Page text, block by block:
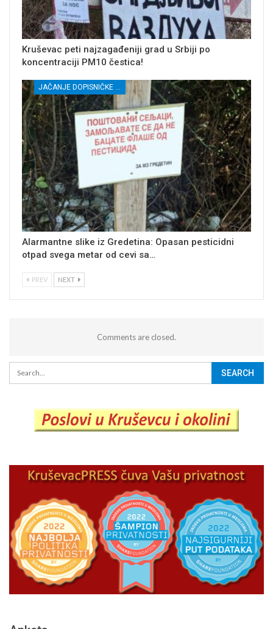
Kruševac peti najzagađeniji grad u Srbiji po
koncentraciji PM10 čestica!
JAČANJE DOPISNIČKE MREŽE NEZAVISNIH MEDIJA U RASINSKOM OKRUGU
Alarmantne slike iz Gredetina: Opasan pesticidni
otpad svega metar od cevi sa…
PREV NEXT
Comments are closed.